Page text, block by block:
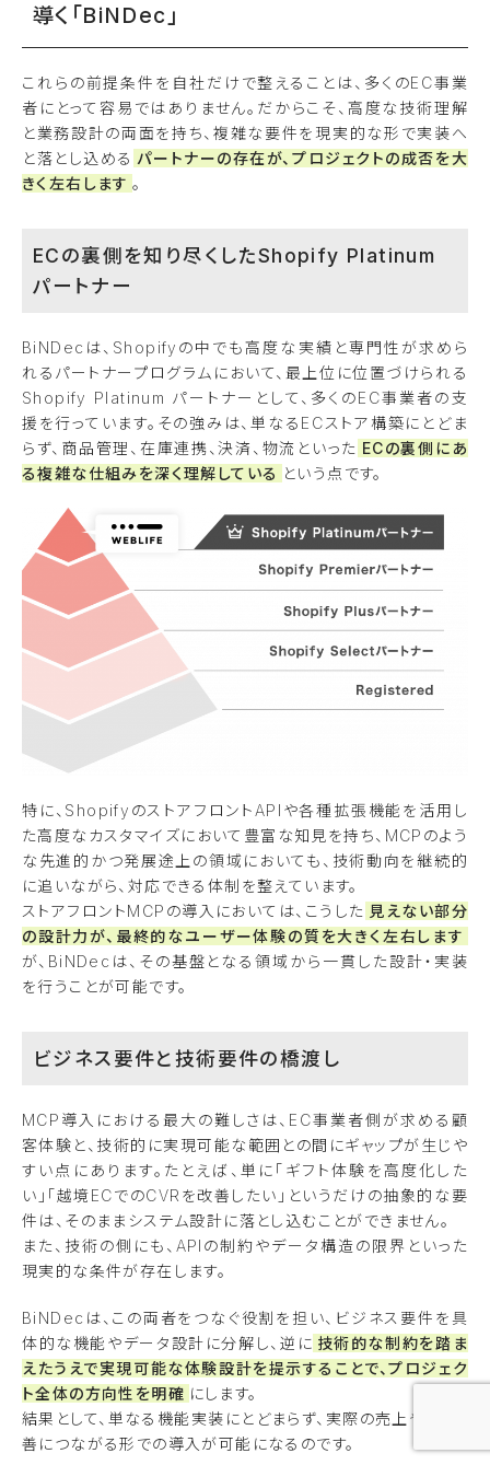
導く「BiNDec」
これらの前提条件を自社だけで整えることは、多くのEC事業
者にとって容易ではありません。だからこそ、高度な技術理解
と業務設計の両面を持ち、複雑な要件を現実的な形で実装へ
と落とし込める パートナーの存在が、プロジェクトの成否を大
きく左右します 。
ECの裏側を知り尽くしたShopify Platinum
パートナー
BiNDecは、Shopifyの中でも高度な実績と専門性が求めら
れるパートナープログラムにおいて、最上位に位置づけられる
Shopify Platinum パートナーとして、多くのEC事業者の支
援を行っています。その強みは、単なるECストア構築にとどま
らず、商品管理、在庫連携、決済、物流といった ECの裏側にあ
る複雑な仕組みを深く理解している という点です。
特に、ShopifyのストアフロントAPIや各種拡張機能を活用し
た高度なカスタマイズにおいて豊富な知見を持ち、MCPのよう
な先進的かつ発展途上の領域においても、技術動向を継続的
に追いながら、対応できる体制を整えています。
ストアフロントMCPの導入においては、こうした 見えない部分
の設計力が、最終的なユーザー体験の質を大きく左右します
が、BiNDecは、その基盤となる領域から一貫した設計・実装
を行うことが可能です。
ビジネス要件と技術要件の橋渡し
MCP導入における最大の難しさは、EC事業者側が求める顧
客体験と、技術的に実現可能な範囲との間にギャップが生じや
すい点にあります。たとえば、単に「ギフト体験を高度化した
い」「越境ECでのCVRを改善したい」というだけの抽象的な要
件は、そのままシステム設計に落とし込むことができません。
また、技術の側にも、APIの制約やデータ構造の限界といった
現実的な条件が存在します。
BiNDecは、この両者をつなぐ役割を担い、ビジネス要件を具
体的な機能やデータ設計に分解し、逆に 技術的な制約を踏ま
えたうえで実現可能な体験設計を提示することで、プロジェク
ト全体の方向性を明確 にします。
結果として、単なる機能実装にとどまらず、実際の売上やKPI改
善につながる形での導入が可能になるのです。